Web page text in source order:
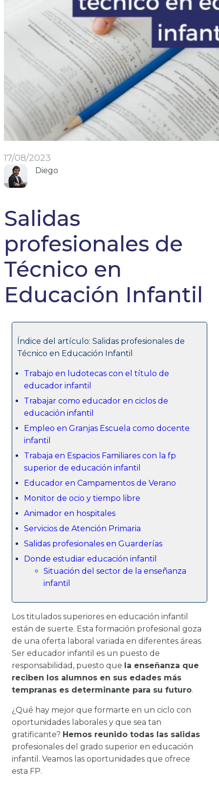
17/08/2023
Diego
Salidas
profesionales de
Técnico en
Educación Infantil
Índice del artículo: Salidas profesionales de
Técnico en Educación Infantil
Trabajo en ludotecas con el título de
educador infantil
Trabajar como educador en ciclos de
educación infantil
Empleo en Granjas Escuela como docente
infantil
Trabaja en Espacios Familiares con la fp
superior de educación infantil
Educador en Campamentos de Verano
Monitor de ocio y tiempo libre
Animador en hospitales
Servicios de Atención Primaria
Salidas profesionales en Guarderías
Donde estudiar educación infantil
Situación del sector de la enseñanza
infantil
Los titulados superiores en educación infantil
están de suerte. Esta formación profesional goza
de una oferta laboral variada en diferentes áreas.
Ser educador infantil es un puesto de
responsabilidad, puesto que la enseñanza que
reciben los alumnos en sus edades más
tempranas es determinante para su futuro.
¿Qué hay mejor que formarte en un ciclo con
oportunidades laborales y que sea tan
gratificante? Hemos reunido todas las salidas
profesionales del grado superior en educación
infantil. Veamos las oportunidades que ofrece
esta FP.